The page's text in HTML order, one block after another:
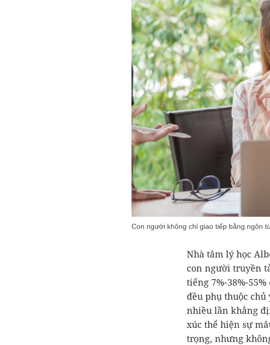
Con người không chỉ giao tiếp bằng ngôn
Nhà tâm lý học
con người truyền
tiếng 7%-38%-
đều phụ thuộc
nhiều lần khẳng
xúc thể hiện sự
trọng, nhưng